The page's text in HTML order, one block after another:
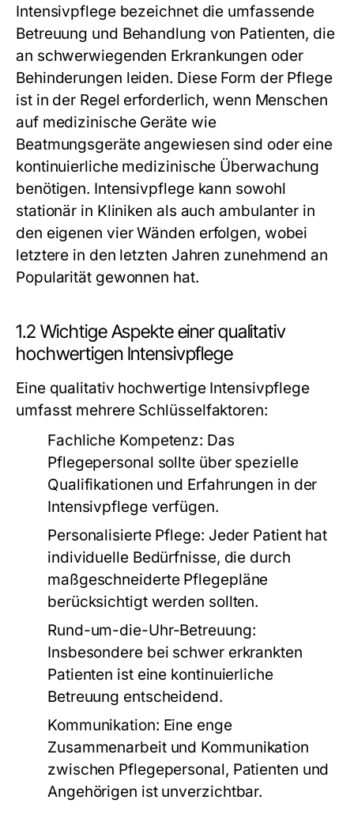
Intensivpflege bezeichnet die umfassende
Betreuung und Behandlung von Patienten, die
an schwerwiegenden Erkrankungen oder
Behinderungen leiden. Diese Form der Pflege
ist in der Regel erforderlich, wenn Menschen
auf medizinische Geräte wie
Beatmungsgeräte angewiesen sind oder eine
kontinuierliche medizinische Überwachung
benötigen. Intensivpflege kann sowohl
stationär in Kliniken als auch ambulanter in
den eigenen vier Wänden erfolgen, wobei
letztere in den letzten Jahren zunehmend an
Popularität gewonnen hat.
1.2 Wichtige Aspekte einer qualitativ
hochwertigen Intensivpflege
Eine qualitativ hochwertige Intensivpflege
umfasst mehrere Schlüsselfaktoren:
Fachliche Kompetenz: Das
Pflegepersonal sollte über spezielle
Qualifikationen und Erfahrungen in der
Intensivpflege verfügen.
Personalisierte Pflege: Jeder Patient hat
individuelle Bedürfnisse, die durch
maßgeschneiderte Pflegepläne
berücksichtigt werden sollten.
Rund-um-die-Uhr-Betreuung:
Insbesondere bei schwer erkrankten
Patienten ist eine kontinuierliche
Betreuung entscheidend.
Kommunikation: Eine enge
Zusammenarbeit und Kommunikation
zwischen Pflegepersonal, Patienten und
Angehörigen ist unverzichtbar.